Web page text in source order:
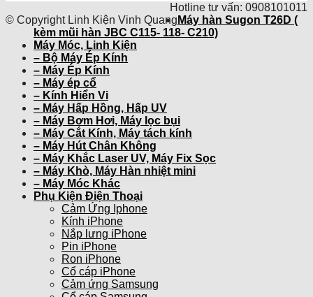
Hotline tư vấn: 0908101011
© Copyright Linh Kiện Vinh Quang Máy hàn Sugon T26D (
kèm mũi hàn JBC C115- 118- C210)
Máy Móc, Linh Kiện
– Bộ Máy Ép Kính
– Máy Ép Kính
– Máy ép cổ
– Kính Hiển Vi
– Máy Hấp Hồng, Hấp UV
– Máy Bơm Hơi, Máy lọc bụi
– Máy Cắt Kính, Máy tách kính
– Máy Hút Chân Không
– Máy Khắc Laser UV, Máy Fix Sọc
– Máy Khò, Máy Hàn nhiệt mini
– Máy Móc Khác
Phụ Kiện Điện Thoại
Cảm Ứng Iphone
Kính iPhone
Nắp lưng iPhone
Pin iPhone
Ron iPhone
Cổ cáp iPhone
Cảm ứng Samsung